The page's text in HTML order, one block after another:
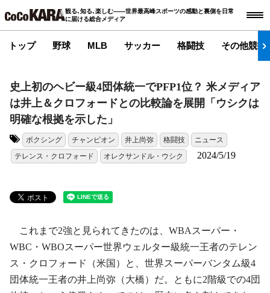
観る､知る､楽しむ――世界最高峰スポーツの感動と裏側を日常
に届ける総合メディア
トップ 野球 MLB サッカー 格闘技 その他競技
史上初のヘビー級4団体統一でPFP1位？ 米メディア
は井上＆クロフォードとの比較論を展開「ウシクは
明確な根拠を示した」
ボクシング チャンピオン 井上尚弥 格闘技
ニュース
テレンス・クロフォード
オレクサンドル・ウシク 2024/5/19
これまで2強と見られてきたのは、WBAスーパー・
WBC・WBOスーパー世界ウェルター級統一王者のテレン
ス・クロフォード（米国）と、世界スーパーバンタム級4
団体統一王者の井上尚弥（大橋）だ。ともに2階級での4団